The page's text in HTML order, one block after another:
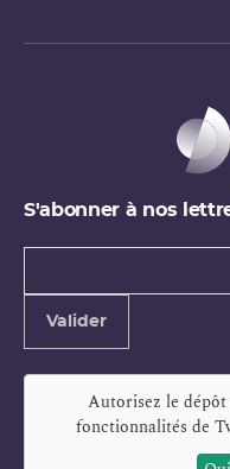
S'abonner à nos
Types de
Valider
Autorisez le
fonctionnalités de